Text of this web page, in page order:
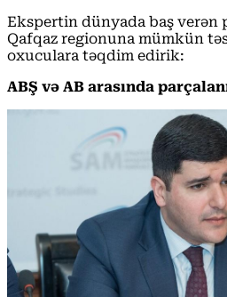
Ekspertin dünyada baş verən
Qafqaz regionuna mümkün
oxuculara təqdim edirik:
ABŞ və AB arasında